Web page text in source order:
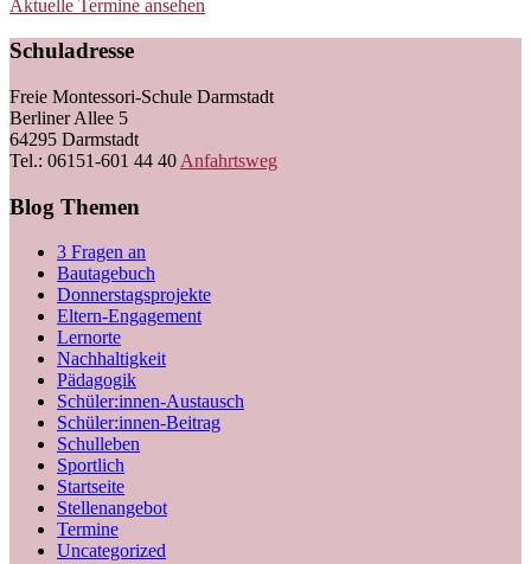
Aktuelle Termine ansehen
Schuladresse
Freie Montessori-Schule Darmstadt
Berliner Allee 5
64295 Darmstadt
Tel.: 06151-601 44 40 Anfahrtsweg
Blog Themen
3 Fragen an
Bautagebuch
Donnerstagsprojekte
Eltern-Engagement
Lernorte
Nachhaltigkeit
Pädagogik
Schüler:innen-Austausch
Schüler:innen-Beitrag
Schulleben
Sportlich
Startseite
Stellenangebot
Termine
Uncategorized